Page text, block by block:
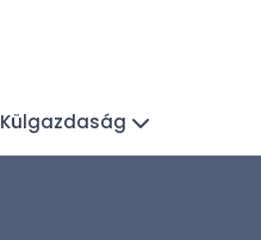
Külgazdaság